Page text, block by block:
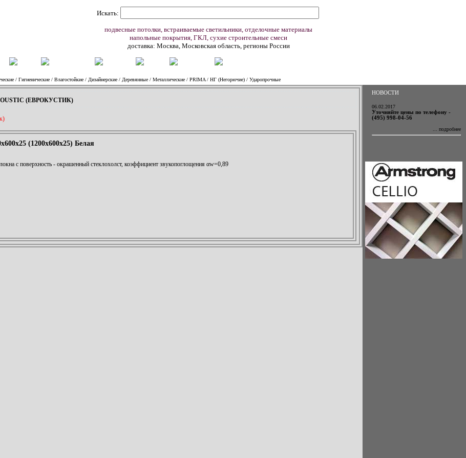
Искать:
подвесные потолки, встраиваемые светильники, отделочные материалы
напольные покрытия, ГКЛ, сухие строительные смеси
доставка: Москва, Московская область, регионы России
/ Гигиенические/ Влагостойкие/ Дизайнерские/ Деревянные/ Металлические/ PRIMA/ НГ (Негорючие)/ Ударопрочные
(ЕВРОКУСТИК)
(1200x600x25) Белая
с поверхность - окрашенный стеклохолст, коэффициент звукопоглощения αw=0,89
НОВОСТИ
06.02.2017
Уточняйте цены по телефону -
(495) 998-04-56
... подробнее